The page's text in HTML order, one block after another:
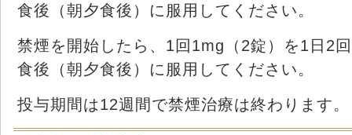
食後（朝夕食後）に服用してください。
禁煙を開始したら、1回1mg（2錠）を1日2回
食後（朝夕食後）に服用してください。
投与期間は12週間で禁煙治療は終わります。